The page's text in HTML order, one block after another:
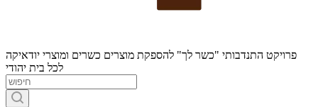
פרויקט התנדבותי "כשר לך" להספקת מוצרים כשרים ומוצרי יודאיקה
לכל בית יהודי